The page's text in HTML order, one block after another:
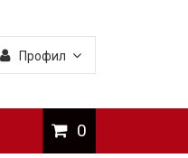
Профил
0